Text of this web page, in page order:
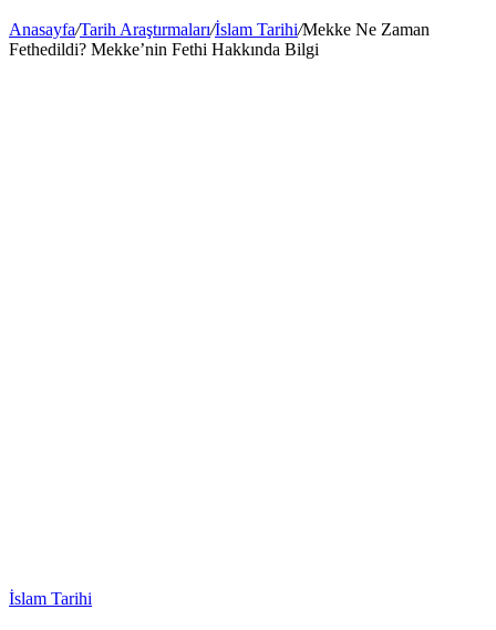
Anasayfa/Tarih Araştırmaları/İslam Tarihi/Mekke Ne Zaman
Fethedildi? Mekke’nin Fethi Hakkında Bilgi
İslam Tarihi